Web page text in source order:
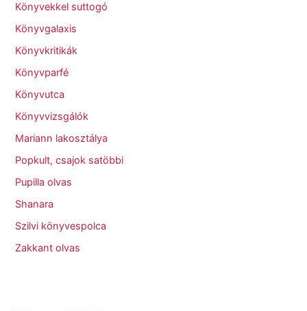
Könyvekkel suttogó
Könyvgalaxis
Könyvkritikák
Könyvparfé
Könyvutca
Könyvvizsgálók
Mariann lakosztálya
Popkult, csajok satöbbi
Pupilla olvas
Shanara
Szilvi könyvespolca
Zakkant olvas